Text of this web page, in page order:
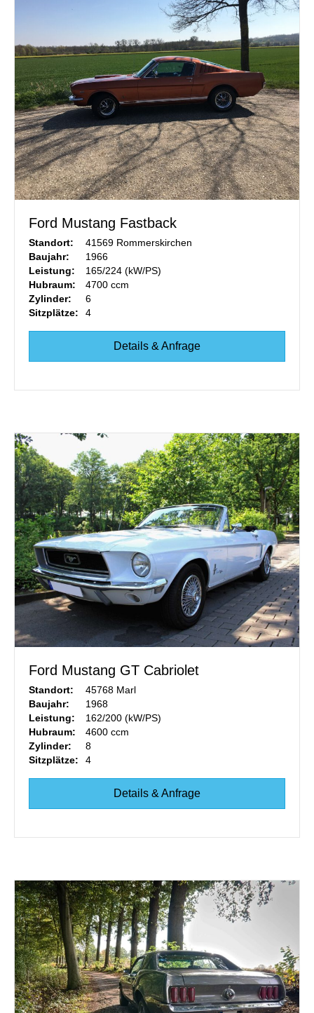
Ford Mustang Fastback
Standort:
41569 Rommerskirchen
Baujahr:
1966
Leistung:
165/224 (kW/PS)
Hubraum:
4700 ccm
Zylinder:
6
Sitzplätze:
4
Details & Anfrage
Ford Mustang GT Cabriolet
Standort:
45768 Marl
Baujahr:
1968
Leistung:
162/200 (kW/PS)
Hubraum:
4600 ccm
Zylinder:
8
Sitzplätze:
4
Details & Anfrage